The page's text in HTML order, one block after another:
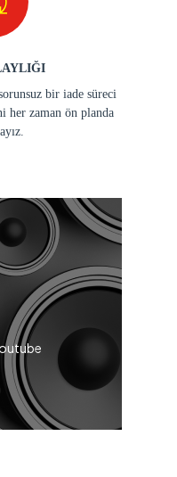
bir iade süreci
her zaman ön planda